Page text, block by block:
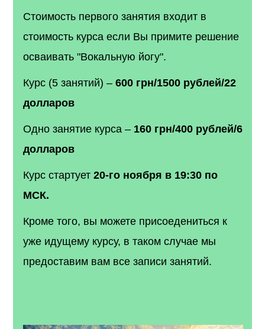
Стоимость первого занятия входит в
стоимость курса если Вы примите решение
осваивать "Вокальную йогу".
Курс (5 занятий) – 600 грн/1500 рублей/22
долларов
Одно занятие курса – 160 грн/400 рублей/6
долларов
Курс стартует20-го ноября в 19:30 по
МСК.
Кроме того, вы можете присоедениться к
уже идущему курсу, в таком случае мы
предоставим вам все записи занятий.